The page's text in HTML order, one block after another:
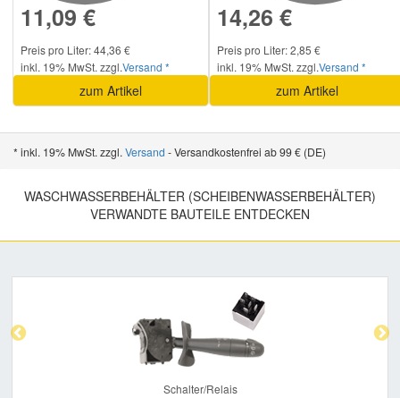
11,09 €
Preis pro Liter: 44,36 €
inkl. 19% MwSt. zzgl.Versand *
zum Artikel
14,26 €
Preis pro Liter: 2,85 €
inkl. 19% MwSt. zzgl.Versand *
zum Artikel
* inkl. 19% MwSt. zzgl. Versand - Versandkostenfrei ab 99 € (DE)
WASCHWASSERBEHÄLTER (SCHEIBENWASSERBEHÄLTER)
VERWANDTE BAUTEILE ENTDECKEN
Schalter/Relais